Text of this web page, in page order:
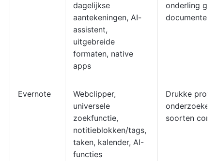
dagelijkse
aantekeningen, AI-
assistent,
uitgebreide
formaten, native
apps
onderling
documenten
Evernote
Webclipper,
universele
zoekfunctie,
notitieblokken/tags,
taken, kalender, AI-
functies
Drukke
soorten